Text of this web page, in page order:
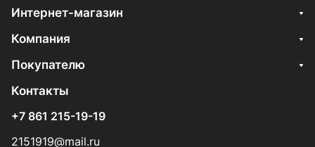
Интернет-магазин
Компания
Покупателю
Контакты
+7 861 215-19-19
2151919@mail.ru